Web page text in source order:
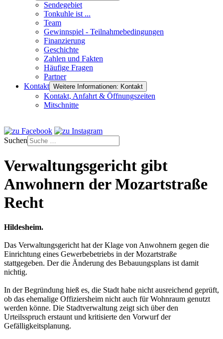
Sendegebiet
Tonkuhle ist ...
Team
Gewinnspiel - Teilnahmebedingungen
Finanzierung
Geschichte
Zahlen und Fakten
Häufige Fragen
Partner
Kontakt Weitere Informationen: Kontakt
Kontakt, Anfahrt & Öffnungszeiten
Mitschnitte
Suchen
Verwaltungsgericht gibt
Anwohnern der Mozartstraße
Recht
Hildesheim.
Das Verwaltungsgericht hat der Klage von Anwohnern gegen die
Einrichtung eines Gewerbebetriebs in der Mozartstraße
stattgegeben. Der die Änderung des Bebauungsplans ist damit
nichtig.
In der Begründung hieß es, die Stadt habe nicht ausreichend geprüft,
ob das ehemalige Offiziersheim nicht auch für Wohnraum genutzt
werden könne. Die Stadtverwaltung zeigt sich über den
Urteilsspruch erstaunt und kritisierte den Vorwurf der
Gefälligkeitsplanung.